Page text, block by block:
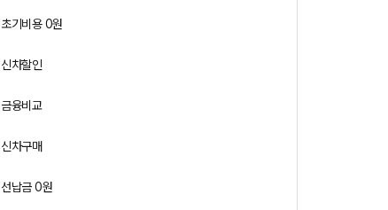
초기비용 0원
신차할인
금융비교
신차구매
선납금 0원